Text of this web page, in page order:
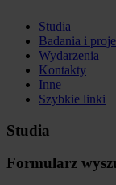
Studia
Badania i
Wydarzenia
Kontakty
Inne
Szybkie linki
Studia
Formularz